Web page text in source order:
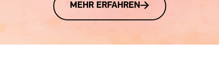
MEHR ERFAHREN